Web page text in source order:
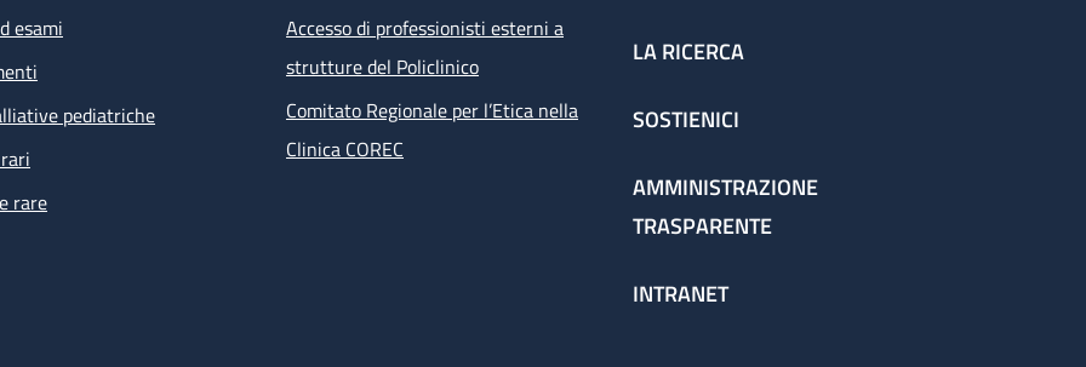
esami
pediatriche
rare
Accesso di professionisti esterni a
strutture del Policlinico
Comitato Regionale per l’Etica nella
Clinica COREC
LA RICERCA
SOSTIENICI
AMMINISTRAZIONE
TRASPARENTE
INTRANET